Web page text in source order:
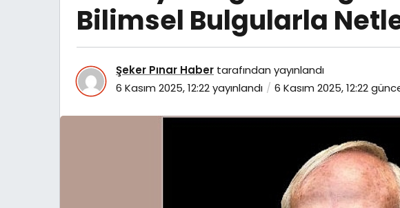
Bilimsel Bulgularla
Şeker Pınar Haber tarafından yayınlandı
6 Kasım 2025, 12:22yayınlandı 6 Kasım 2025, 12:22